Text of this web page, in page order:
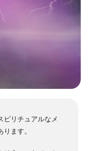
ピリチュアルなメ
ます。